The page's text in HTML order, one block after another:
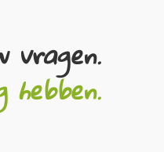
vragen.
hebben.